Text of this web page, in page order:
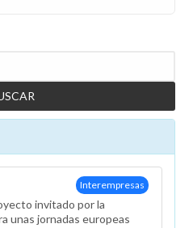
Interempresas
invitado por la
unas jornadas europeas